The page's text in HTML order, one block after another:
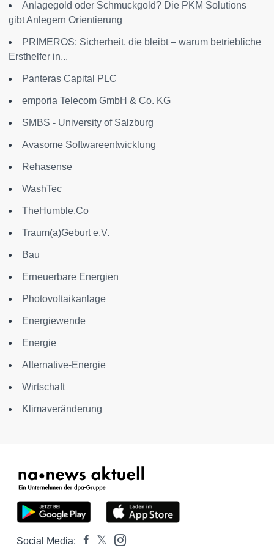
Anlagegold oder Schmuckgold? Die PKM Solutions
gibt Anlegern Orientierung
PRIMEROS: Sicherheit, die bleibt – warum betriebliche
Ersthelfer in...
Panteras Capital PLC
emporia Telecom GmbH & Co. KG
SMBS - University of Salzburg
Avasome Softwareentwicklung
Rehasense
WashTec
TheHumble.Co
Traum(a)Geburt e.V.
Bau
Erneuerbare Energien
Photovoltaikanlage
Energiewende
Energie
Alternative-Energie
Wirtschaft
Klimaveränderung
Social Media: